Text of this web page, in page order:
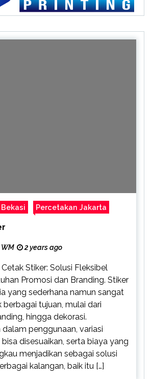
Percetakan Jakarta
WM 2 years ago
Stiker: Solusi Fleksibel
Promosi dan Branding. Stiker
yang sederhana namun sangat
tujuan, mulai dari
hingga dekorasi.
dalam penggunaan, variasi
disesuaikan, serta biaya yang
menjadikan sebagai solusi
kalangan, baik itu […]